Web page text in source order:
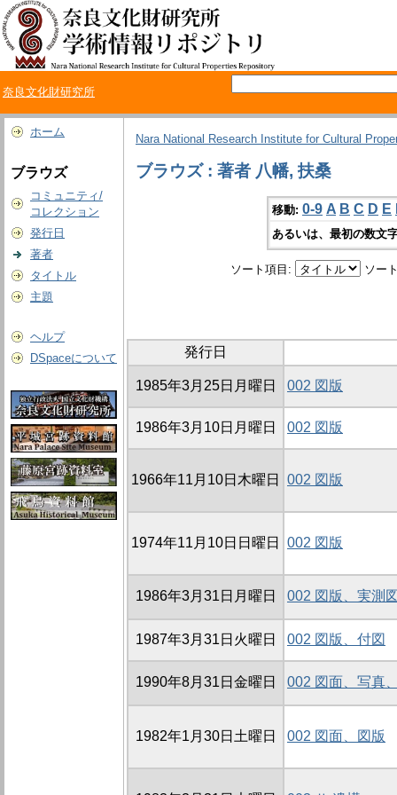
奈良文化財研究所
ホーム
ブラウズ
コミュニティ/
コレクション
発行日
著者
タイトル
主題
ヘルプ
DSpaceについて
Nara National Research Institute for Cultural
ブラウズ : 著者 八幡, 扶桑
移動: 0-9 A B C D E
あるいは、最初の数文
ソート項目: ソー
発行日
1985年3月25日月曜日 002 図版
1986年3月10日月曜日 002 図版
1966年11月10日木曜日 002 図版
1974年11月10日日曜日 002 図版
1986年3月31日月曜日 002 図版、実測
1987年3月31日火曜日 002 図版、付図
1990年8月31日金曜日 002 図面、写真
1982年1月30日土曜日 002 図面、図版